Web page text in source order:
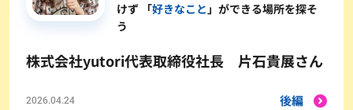
けず 「好きなこと」ができる場所を探そ
う
株式会社yutori代表取締役社長 片石貴展さん
2026.04.24 後編